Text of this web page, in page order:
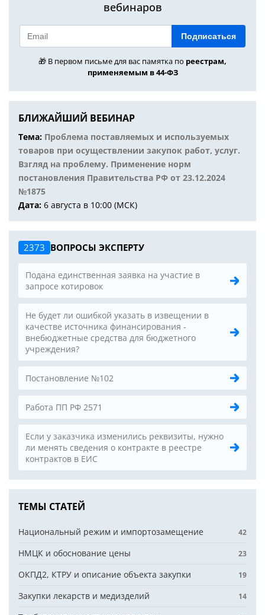
вебинаров
Подписаться
🎁 В первом письме для вас памятка по реестрам,
применяемым в 44-ФЗ
БЛИЖАЙШИЙ ВЕБИНАР
Тема: Проблема поставляемых и используемых
товаров при осуществлении закупок работ, услуг.
Взгляд на проблему. Применение норм
постановления Правительства РФ от 23.12.2024
№1875
Дата: 6 августа в 10:00 (МСК)
2373 ВОПРОСЫ ЭКСПЕРТУ
Подана единственная заявка на участие в
запросе котировок
Не будет ли ошибкой указать в извещении в
качестве источника финансирования -
внебюджетные средства для бюджетного
учреждения?
Постановление №102
Работа ПП РФ 2571
Если у заказчика изменились реквизиты, нужно
ли менять сведения о контракте в реестре
контрактов в ЕИС
ТЕМЫ СТАТЕЙ
Национальный режим и импортозамещение 42
НМЦК и обоснование цены 23
ОКПД2, КТРУ и описание объекта закупки 19
Закупки лекарств и медизделий 14